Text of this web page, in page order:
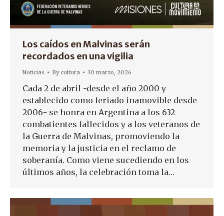
Los caídos en Malvinas serán
recordados en una vigilia
Noticias Bycultura 30 marzo, 2026
Cada 2 de abril -desde el año 2000 y
establecido como feriado inamovible desde
2006- se honra en Argentina a los 632
combatientes fallecidos y a los veteranos de
la Guerra de Malvinas, promoviendo la
memoria y la justicia en el reclamo de
soberanía. Como viene sucediendo en los
últimos años, la celebración toma la…